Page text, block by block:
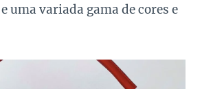
uma variada gama de cores e